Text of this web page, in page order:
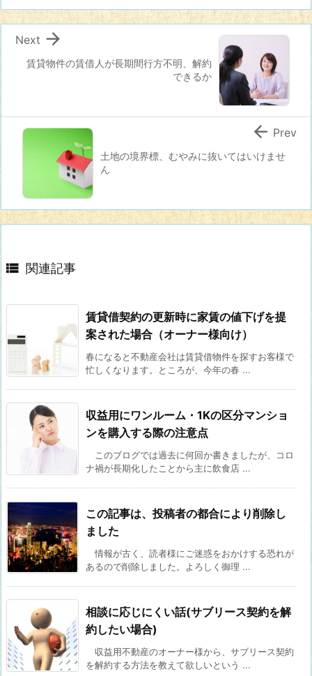
賃貸物件の賃借人が長期間行方不明、解約
できるか

Next
土地の境界標、むやみに抜いてはいけませ
ん
 Prev
 関連記事
賃貸借契約の更新時に家賃の値下げを提
案された場合（オーナー様向け）
春になると不動産会社は賃貸借物件を探すお客様で
忙しくなります。ところが、今年の春 ...
収益用にワンルーム・1Kの区分マンショ
ンを購入する際の注意点
このブログでは過去に何回か書きましたが、コロ
ナ禍が長期化したことから主に飲食店 ...
この記事は、投稿者の都合により削除し
ました
情報が古く、読者様にご迷惑をおかけする恐れが
あるので削除しました。よろしく御理 ...
相談に応じにくい話(サブリース契約を解
約したい場合)
収益用不動産のオーナー様から、サブリース契約
を解約する方法を教えて欲しいという ...